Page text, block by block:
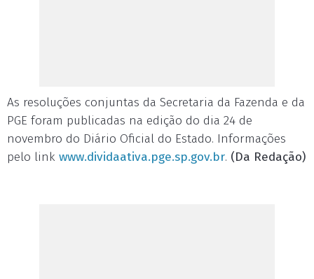
As resoluções conjuntas da Secretaria da Fazenda e da
PGE foram publicadas na edição do dia 24 de
novembro do Diário Oficial do Estado. Informações
pelo link www.dividaativa.pge.sp.gov.br. (Da Redação)